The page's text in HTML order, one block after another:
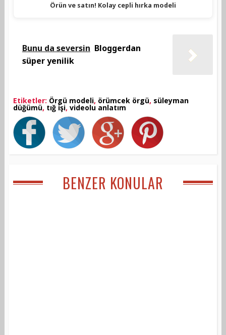
Örün ve satın! Kolay cepli hırka modeli
Bunu da seversin Bloggerdan
süper yenilik
Etiketler: Örgü modeli, örümcek örgü, süleyman
düğümü, tığ işi, videolu anlatım
BENZER KONULAR